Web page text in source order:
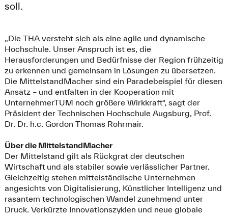
soll.
„Die THA versteht sich als eine agile und dynamische
Hochschule. Unser Anspruch ist es, die
Herausforderungen und Bedürfnisse der Region frühzeitig
zu erkennen und gemeinsam in Lösungen zu übersetzen.
Die MittelstandMacher sind ein Paradebeispiel für diesen
Ansatz – und entfalten in der Kooperation mit
UnternehmerTUM noch größere Wirkkraft“, sagt der
Präsident der Technischen Hochschule Augsburg, Prof.
Dr. Dr. h.c. Gordon Thomas Rohrmair.
Über die MittelstandMacher
Der Mittelstand gilt als Rückgrat der deutschen
Wirtschaft und als stabiler sowie verlässlicher Partner.
Gleichzeitig stehen mittelständische Unternehmen
angesichts von Digitalisierung, Künstlicher Intelligenz und
rasantem technologischen Wandel zunehmend unter
Druck. Verkürzte Innovationszyklen und neue globale